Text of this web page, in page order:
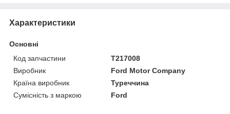
Характеристики
Основні
Код запчастини
T217008
Виробник
Ford Motor Company
Країна виробник
Туреччина
Сумісність з маркою
Ford